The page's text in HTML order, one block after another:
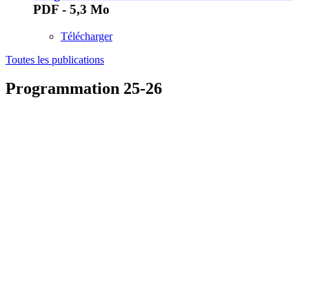
PDF - 5,3 Mo
Télécharger
Toutes les publications
Programmation 25-26